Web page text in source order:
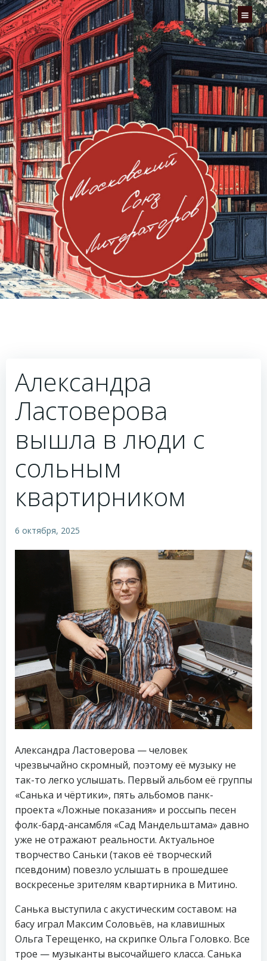
Перейти
к
содержимому
Александра
Ластоверова
вышла в люди с
сольным
квартирником
6 октября, 2025
Александра Ластоверова — человек
чрезвычайно скромный, поэтому её музыку не
так-то легко услышать. Первый альбом её группы
«Санька и чëртики», пять альбомов панк-
проекта «Ложные показания» и россыпь песен
фолк-бард-ансамбля «Сад Мандельштама» давно
уже не отражают реальности. Актуальное
творчество Саньки (таков её творческий
псевдоним) повезло услышать в прошедшее
воскресенье зрителям квартирника в Митино.
Санька выступила с акустическим составом: на
басу играл Максим Соловьёв, на клавишных
Ольга Терещенко, на скрипке Ольга Головко. Все
трое — музыканты высочайшего класса. Санька